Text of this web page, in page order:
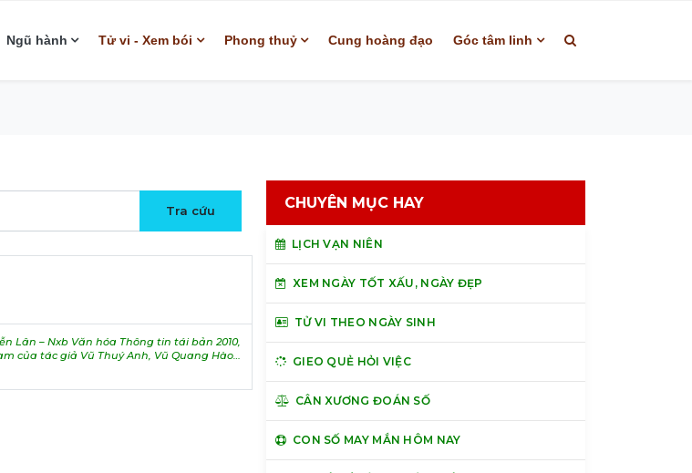
Ngũ hành Tử vi - Xem bói Phong thuỷ Cung hoàng đạo Góc tâm linh
Lân – Nxb Văn hóa Thông tin tái bản 2010,
của tác giả Vũ Thuý Anh, Vũ Quang Hào…
CHUYÊN MỤC HAY
LỊCH VẠN NIÊN
XEM NGÀY TỐT XẤU, NGÀY ĐẸP
TỬ VI THEO NGÀY SINH
GIEO QUẺ HỎI VIỆC
CÂN XƯƠNG ĐOÁN SỐ
CON SỐ MAY MẮN HÔM NAY